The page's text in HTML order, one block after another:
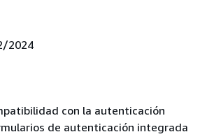
2024
con la autenticación
de autenticación integrada